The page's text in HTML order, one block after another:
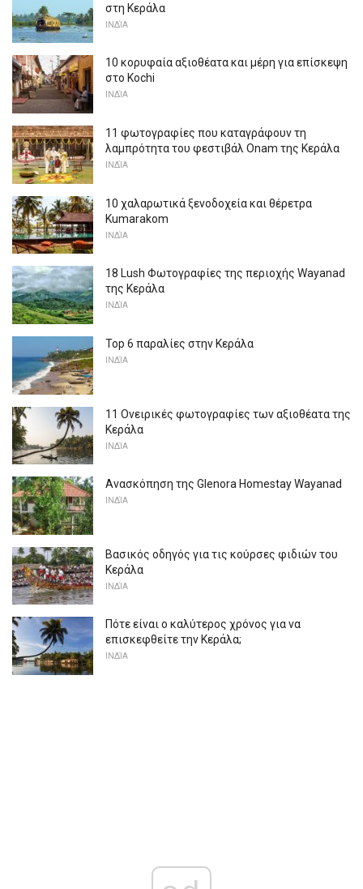
στη Κεράλα
ΙΝΔΊΑ
10 κορυφαία αξιοθέατα και μέρη για επίσκεψη
στο Kochi
ΙΝΔΊΑ
11 φωτογραφίες που καταγράφουν τη
λαμπρότητα του φεστιβάλ Onam της Κεράλα
ΙΝΔΊΑ
10 χαλαρωτικά ξενοδοχεία και θέρετρα
Kumarakom
ΙΝΔΊΑ
18 Lush Φωτογραφίες της περιοχής Wayanad
της Κεράλα
ΙΝΔΊΑ
Top 6 παραλίες στην Κεράλα
ΙΝΔΊΑ
11 Ονειρικές φωτογραφίες των αξιοθέατα της
Κεράλα
ΙΝΔΊΑ
Ανασκόπηση της Glenora Homestay Wayanad
ΙΝΔΊΑ
Βασικός οδηγός για τις κούρσες φιδιών του
Κεράλα
ΙΝΔΊΑ
Πότε είναι ο καλύτερος χρόνος για να
επισκεφθείτε την Κεράλα;
ΙΝΔΊΑ